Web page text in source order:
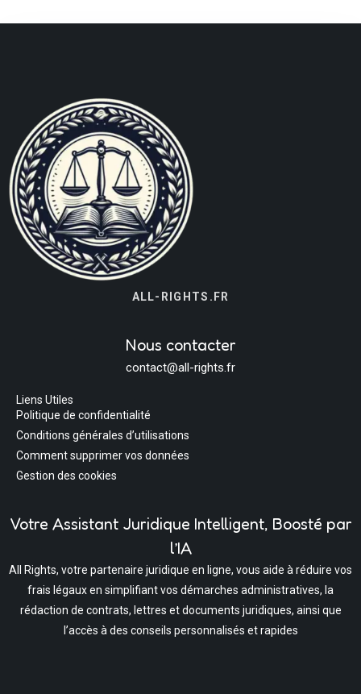
ALL-RIGHTS.FR
Nous contacter
contact@all-rights.fr
Liens Utiles
Politique de confidentialité
Conditions générales d’utilisations
Comment supprimer vos données
Gestion des cookies
Votre Assistant Juridique Intelligent, Boosté par
l’IA
All Rights, votre partenaire juridique en ligne, vous aide à réduire vos
frais légaux en simplifiant vos démarches administratives, la
rédaction de contrats, lettres et documents juridiques, ainsi que
l’accès à des conseils personnalisés et rapides